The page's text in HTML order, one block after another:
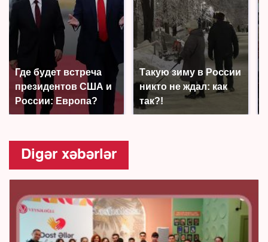
Где будет встреча
президентов США и
России: Европа?
Такую зиму в России
никто не ждал: как
так?!
Digər xəbərlər